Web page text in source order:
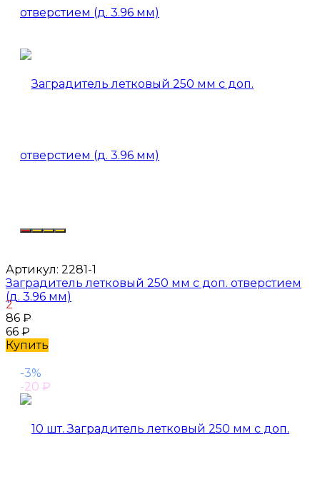
Артикул: 2281-1
Заградитель летковый 250 мм с доп. отверстием
(д. 3.96 мм)
2
86 ₽
66 ₽
Купить
-3%
-20 ₽